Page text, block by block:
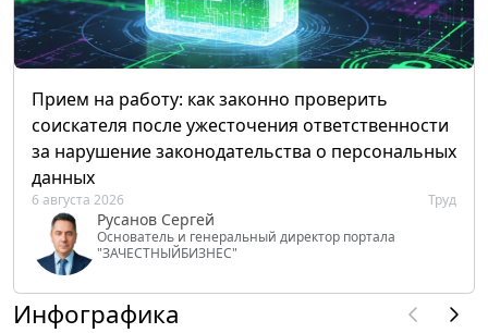
Прием на работу: как законно проверить
соискателя после ужесточения ответственности
за нарушение законодательства о персональных
данных
6 августа 2026 Труд
Русанов Сергей
Основатель и генеральный директор портала
"ЗАЧЕСТНЫЙБИЗНЕС"
Инфографика